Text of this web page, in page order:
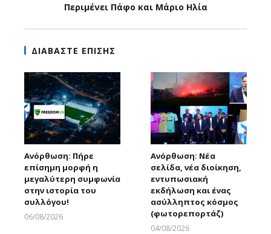
Περιμένει Πάφο και Μάριο Ηλία
ΔΙΑΒΑΣΤΕ ΕΠΙΣΗΣ
Ανόρθωση: Πήρε
επίσημη μορφή η
μεγαλύτερη συμφωνία
στην ιστορία του
συλλόγου!
06/08/2026
Ανόρθωση: Νέα
σελίδα, νέα διοίκηση,
εντυπωσιακή
εκδήλωση και ένας
ασύλληπτος κόσμος
(φωτορεπορτάζ)
04/08/2026